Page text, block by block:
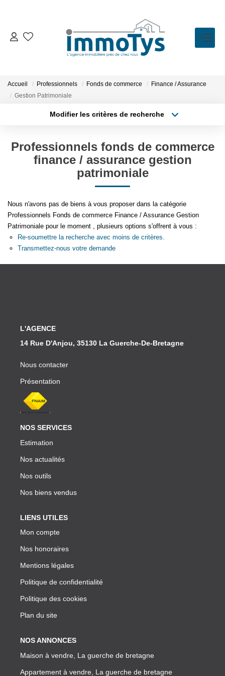
VENTE
LOCATION
ESTIMATION
BIENS VENDUS
L'AGENCE
L'équipe
Partenaires
CONTACT
Accueil Professionnels Fonds de commerce
Finance / Assurance
Gestion Patrimoniale
Modifier les critères de recherche
Sélectionnez...
Type de bien
Créer une alerte
Professionnels fonds de commerce
finance / assurance gestion
patrimoniale
Nous n'avons pas de biens à vous proposer dans la catégorie
Professionnels Fonds de commerce Finance / Assurance Gestion
Patrimoniale pour le moment , plusieurs options s'offrent à vous :
Re-soumettre la recherche avec moins de critères.
Transmettez-nous votre demande
L'AGENCE
14 Rue D'Anjou, 35130 La Guerche-De-Bretagne
Nous contacter
Présentation
NOS SERVICES
Estimation
Nos actualités
Nos outils
Nos biens vendus
LIENS UTILES
Mon compte
Nos honoraires
Mentions légales
Politique de confidentialité
Politique des cookies
Plan du site
NOS ANNONCES
Maison à vendre, La guerche de bretagne
Appartement à vendre, La guerche de bretagne